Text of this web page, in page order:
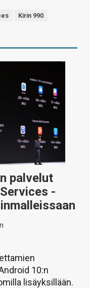
Kirin 990
palvelut
-
10:n
lisäyksillään.